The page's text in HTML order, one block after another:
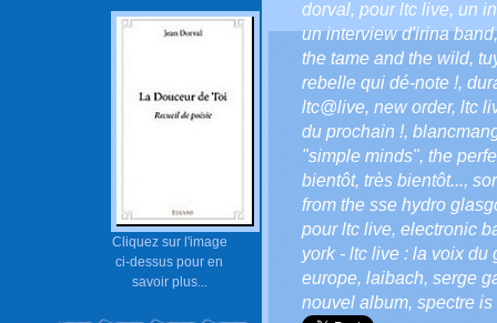
Cliquez sur l'image
ci-dessus pour en
savoir plus...
dorval, pour ltc live, un
un interview d'irina band
the tame and the wild,
rebelle qui dé-note !,
ltc@live, new order, ltc
du prochain !,
"simple minds", the
bientôt, très bientôt...,
from the sse hydro
pour ltc live, electronic
york - ltc live : la voix du
europe, laibach, serge
nouvel album, spectre